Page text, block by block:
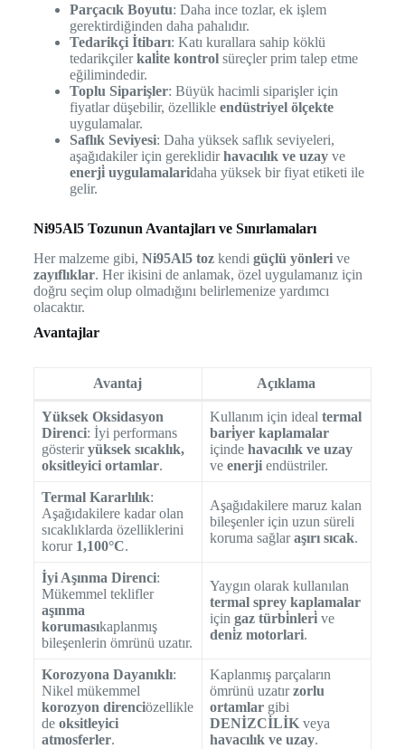
Parçacık Boyutu: Daha ince tozlar, ek işlem
gerektirdiğinden daha pahalıdır.
Tedarikçi İtibarı: Katı kurallara sahip köklü
tedarikçilerkali̇te kontrolsüreçler prim talep etme
eğilimindedir.
Toplu Siparişler: Büyük hacimli siparişler için
fiyatlar düşebilir, özellikle endüstriyel ölçekte
uygulamalar.
Saflık Seviyesi: Daha yüksek saflık seviyeleri,
aşağıdakiler için gereklidirhavacılık ve uzayve
enerji̇ uygulamalaridaha yüksek bir fiyat etiketi ile
gelir.
Ni95Al5 Tozunun Avantajları ve Sınırlamaları
Her malzeme gibi, Ni95Al5 tozkendi güçlü yönlerive
zayıflıklar. Her ikisini de anlamak, özel uygulamanız için
doğru seçim olup olmadığını belirlemenize yardımcı
olacaktır.
Avantajlar
Avantaj Açıklama
Yüksek Oksidasyon
Direnci: İyi performans
gösteriryüksek sıcaklık,
oksitleyici ortamlar.
Kullanım için ideal termal
bari̇yer kaplamalar
içinde havacılık ve uzay
ve enerjiendüstriler.
Termal Kararlılık:
Aşağıdakilere kadar olan
sıcaklıklarda özelliklerini
korur 1,100°C.
Aşağıdakilere maruz kalan
bileşenler için uzun süreli
koruma sağlaraşırı sıcak.
İyi Aşınma Direnci:
Mükemmel teklifler
aşınma
korumasıkaplanmış
bileşenlerin ömrünü uzatır.
Yaygın olarak kullanılan
termal sprey kaplamalar
için gaz türbi̇nleri̇ve
deni̇z motorlari.
Korozyona Dayanıklı:
Nikel mükemmel
korozyon direnciözellikle
de oksitleyici
atmosferler.
Kaplanmış parçaların
ömrünü uzatırzorlu
ortamlargibi
DENİZCİLİKveya
havacılık ve uzay.